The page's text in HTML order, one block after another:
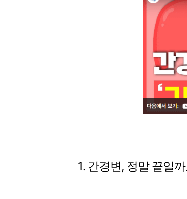
1. 간경변, 정말 끝일